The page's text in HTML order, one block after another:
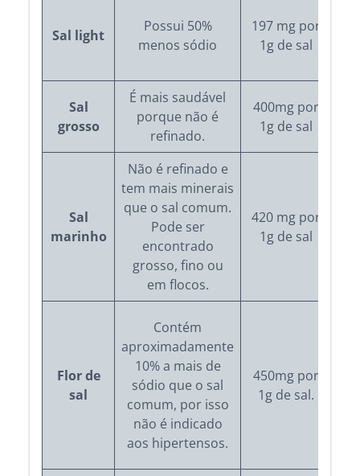
Sal light
Possui 50%
menos sódio
197 mg por
1g de sal
Sal
grosso
É mais saudável
porque não é
refinado.
400mg por
1g de sal
Sal
marinho
Não é refinado e
tem mais minerais
que o sal comum.
Pode ser
encontrado
grosso, fino ou
em flocos.
420 mg por
1g de sal
Flor de
sal
Contém
aproximadamente
10% a mais de
sódio que o sal
comum, por isso
não é indicado
aos hipertensos.
450mg por
1g de sal.